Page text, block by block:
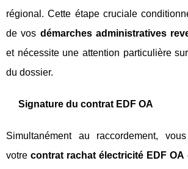
régional. Cette étape cruciale
de vos démarches administratives
et nécessite une attention particulière
du dossier.
Signature du contrat EDF OA
Simultanément au raccordement,
votrecontrat rachat électricité EDF OA